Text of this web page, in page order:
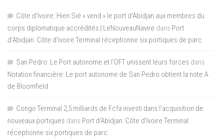
Côte d'Ivoire: Hien Sié « vend » le port d'Abidjan aux membres du
corps diplomatique accrédités | LeNouveauNavire dans Port
d’Abidjan: Côte d’Ivoire Terminal réceptionne six portiques de parc
San Pedro: Le Port autonome et l’OFT unissent leurs forces dans
Notation financière: Le port autonome de San Pedro obtient la note A
de Bloomfield
Congo Terminal 2,5 milliards de Fcfa investi dans l’acquisition de
nouveaux portiques dans Port d’Abidjan: Côte d’Ivoire Terminal
réceptionne six portiques de parc